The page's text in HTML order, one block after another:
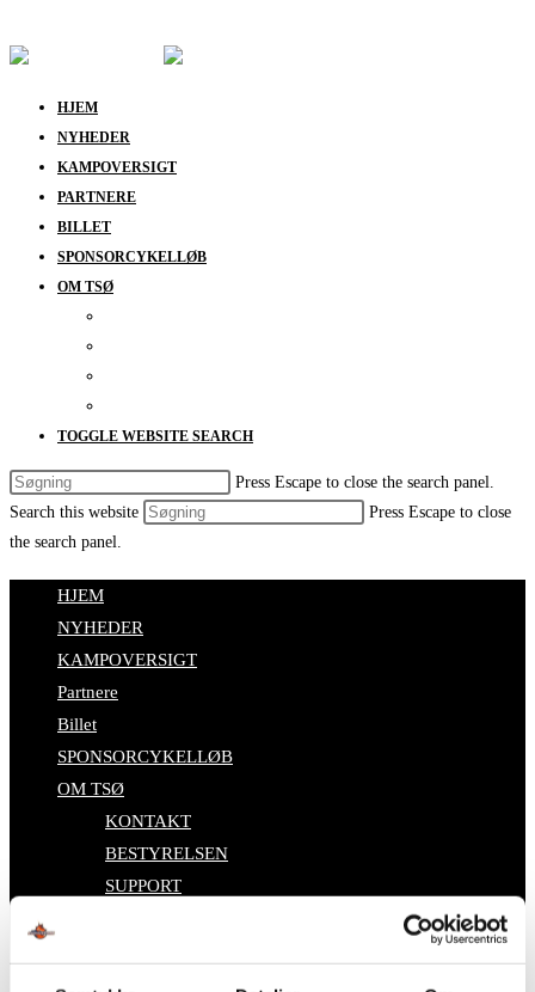
HJEM
NYHEDER
KAMPOVERSIGT
PARTNERE
BILLET
SPONSORCYKELLØB
OM TSØ
TOGGLE WEBSITE SEARCH
Press Escape to close the search panel.
Search this website
Press Escape to close
the search panel.
HJEM
NYHEDER
KAMPOVERSIGT
Partnere
Billet
SPONSORCYKELLØB
OM TSØ
KONTAKT
BESTYRELSEN
SUPPORT